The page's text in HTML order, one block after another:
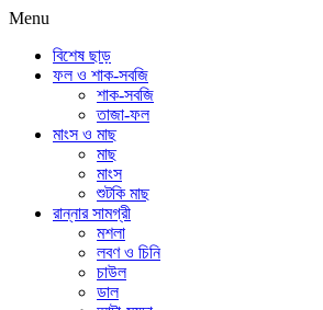
Menu
বিশেষ ছাড়
ফল ও শাক-সবজি
শাক-সবজি
তাজা-ফল
মাংস ও মাছ
মাছ
মাংস
শুটকি মাছ
রান্নার সামগ্রী
মশলা
লবণ ও চিনি
চাউল
ডাল